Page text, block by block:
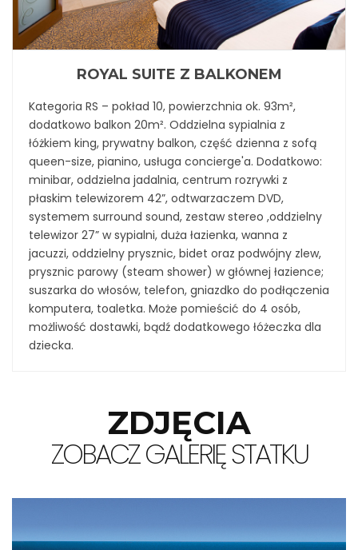
ROYAL SUITE Z BALKONEM
Kategoria RS – pokład 10, powierzchnia ok. 93m²,
dodatkowo balkon 20m². Oddzielna sypialnia z
łóżkiem king, prywatny balkon, część dzienna z sofą
queen-size, pianino, usługa concierge'a. Dodatkowo:
minibar, oddzielna jadalnia, centrum rozrywki z
płaskim telewizorem 42”, odtwarzaczem DVD,
systemem surround sound, zestaw stereo ,oddzielny
telewizor 27” w sypialni, duża łazienka, wanna z
jacuzzi, oddzielny prysznic, bidet oraz podwójny zlew,
prysznic parowy (steam shower) w głównej łazience;
suszarka do włosów, telefon, gniazdko do podłączenia
komputera, toaletka. Może pomieścić do 4 osób,
możliwość dostawki, bądź dodatkowego łóżeczka dla
dziecka.
ZDJĘCIA
ZOBACZ GALERIĘ STATKU